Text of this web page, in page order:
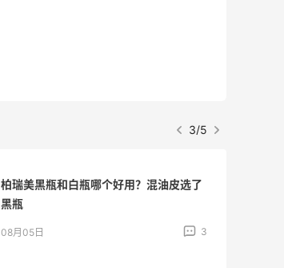
3/5
柏瑞美黑瓶和白瓶哪个好用？混油皮选了
黑瓶
08月05日 3